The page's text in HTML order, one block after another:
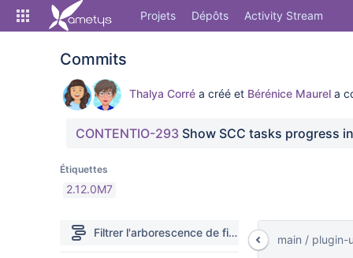
Skip
Projets Dépôts Activity Stream
Commits
Thalya Corré a créé et Bérénice Maurel a
CONTENTIO-293 Show SCC tasks progress
Étiquettes
2.12.0M7
Filtrer l'arborescence de fichiers Rechercher
main / plugin-